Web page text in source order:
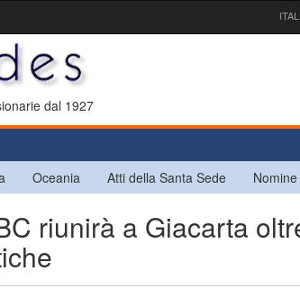
dal 1927
Oceania Atti della Santa Sede Nomine
riunirà a Giacarta